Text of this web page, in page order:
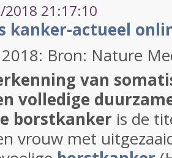
2018 21:17:10
kanker-actueel
Bron: Nature
van
volledige
borstkanker is de
vrouw met